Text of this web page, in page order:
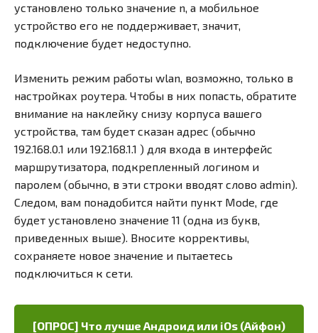
установлено только значение n, а мобильное
устройство его не поддерживает, значит,
подключение будет недоступно.
Изменить режим работы wlan, возможно, только в
настройках роутера. Чтобы в них попасть, обратите
внимание на наклейку снизу корпуса вашего
устройства, там будет сказан адрес (обычно
192.168.0.1 или 192.168.1.1 ) для входа в интерфейс
маршрутизатора, подкрепленный логином и
паролем (обычно, в эти строки вводят слово admin).
Следом, вам понадобится найти пункт Mode, где
будет установлено значение 11 (одна из букв,
приведенных выше). Вносите коррективы,
сохраняете новое значение и пытаетесь
подключиться к сети.
[ОПРОС] Что лучше Андроид или iOs (Айфон)